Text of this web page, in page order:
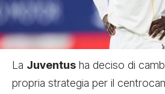
La Juventus ha deciso di
propria strategia per il